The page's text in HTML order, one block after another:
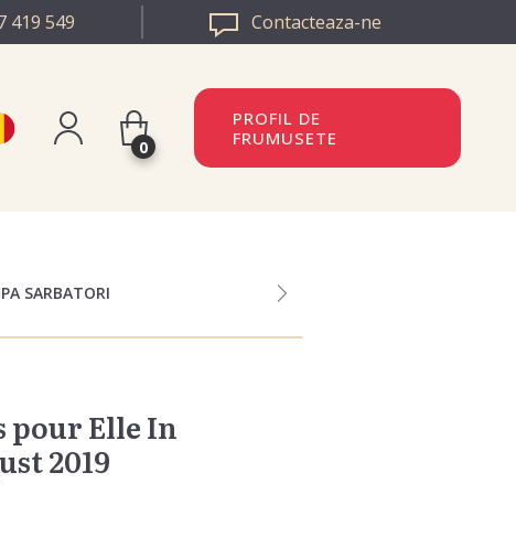
419 549 Contacteaza-ne
EUROPA
0
PROFIL DE
FRUMUSETE
SARBATORI
pour Elle In
2019